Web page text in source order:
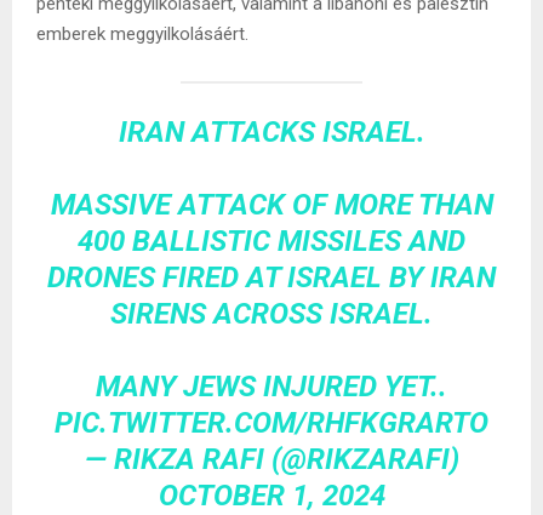
emberek meggyilkolásáért.
IRAN ATTACKS ISRAEL.
MASSIVE ATTACK OF MORE THAN
400 BALLISTIC MISSILES AND
DRONES FIRED AT ISRAEL BY IRAN
SIRENS ACROSS ISRAEL.
MANY JEWS INJURED YET..
PIC.TWITTER.COM/RHFKGRARTO
— RIKZA RAFI (@RIKZARAFI)
OCTOBER 1, 2024